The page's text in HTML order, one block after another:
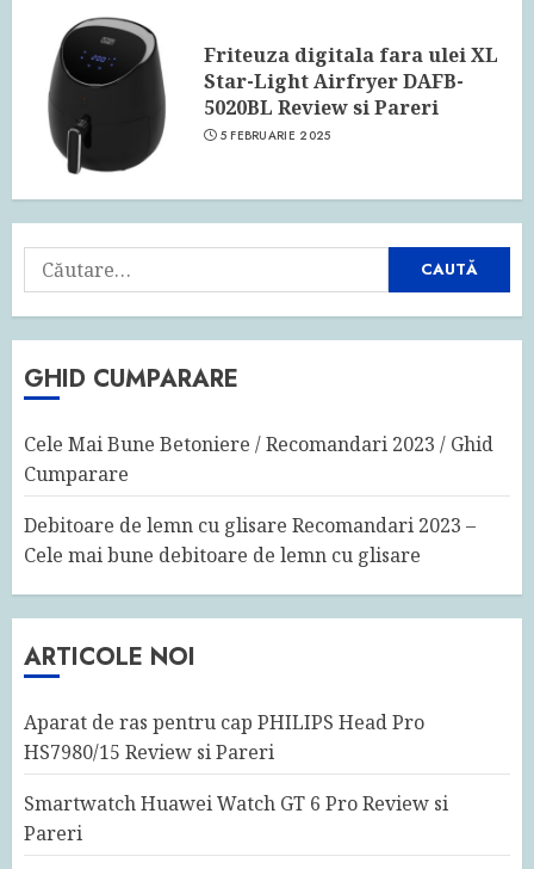
Friteuza digitala fara ulei XL
Star-Light Airfryer DAFB-
5020BL Review si Pareri
5 FEBRUARIE 2025
Caută
după:
GHID CUMPARARE
Cele Mai Bune Betoniere / Recomandari 2023 / Ghid
Cumparare
Debitoare de lemn cu glisare Recomandari 2023 –
Cele mai bune debitoare de lemn cu glisare
ARTICOLE NOI
Aparat de ras pentru cap PHILIPS Head Pro
HS7980/15 Review si Pareri
Smartwatch Huawei Watch GT 6 Pro Review si
Pareri